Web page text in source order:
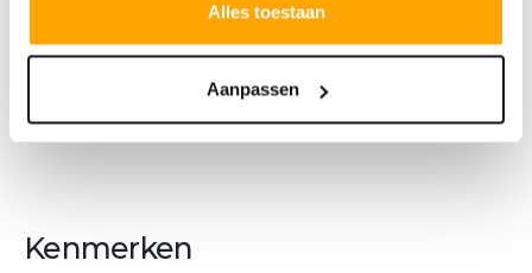
Alles toestaan
Aanpassen
• Voorzien van een oprit op eigen terrein met
Meer tekst
Kenmerken